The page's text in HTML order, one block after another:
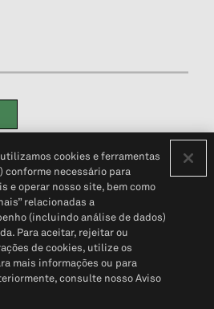
de privacidade do cliente (em inglês)
Pessoais© 2026 S&P Global
cookies e ferramentas
conforme necessário para
e operar nosso site, bem como
relacionadas a
(incluindo análise de dados)
Para aceitar, rejeitar ou
de cookies, utilize os
mais informações ou para
consulte nosso Aviso